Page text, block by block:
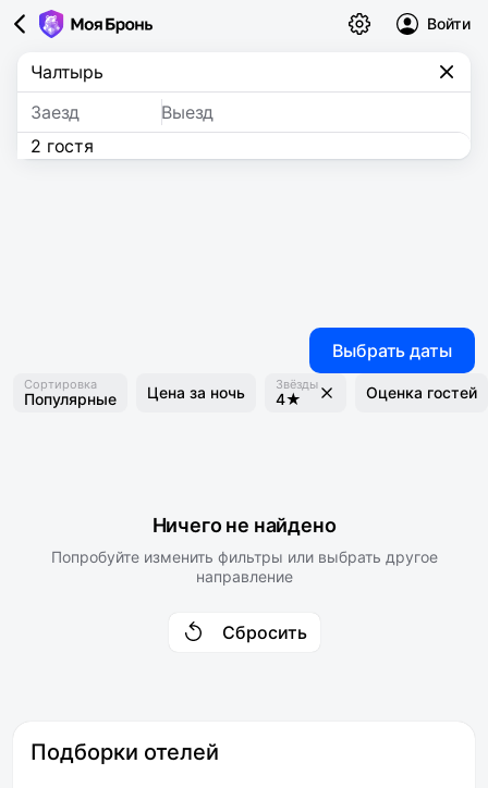
Заезд
Выезд
2 гостя
Войти
Выбрать даты
Сортировка
Популярные Цена за ночь Звёзды
4★ Оценка гостей
Ничего не найдено
Попробуйте изменить фильтры или выбрать другое
направление
Сбросить
Подборки отелей